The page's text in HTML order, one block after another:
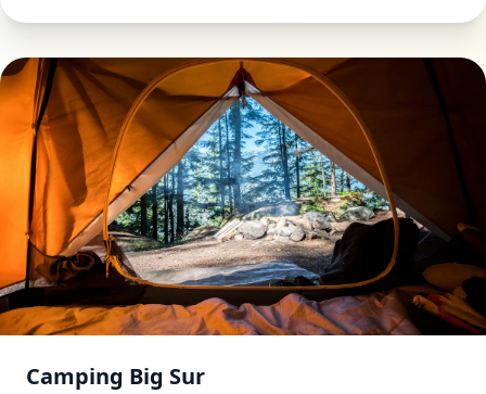
Camping Big Sur